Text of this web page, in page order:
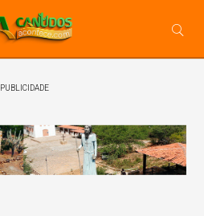
PUBLICIDADE